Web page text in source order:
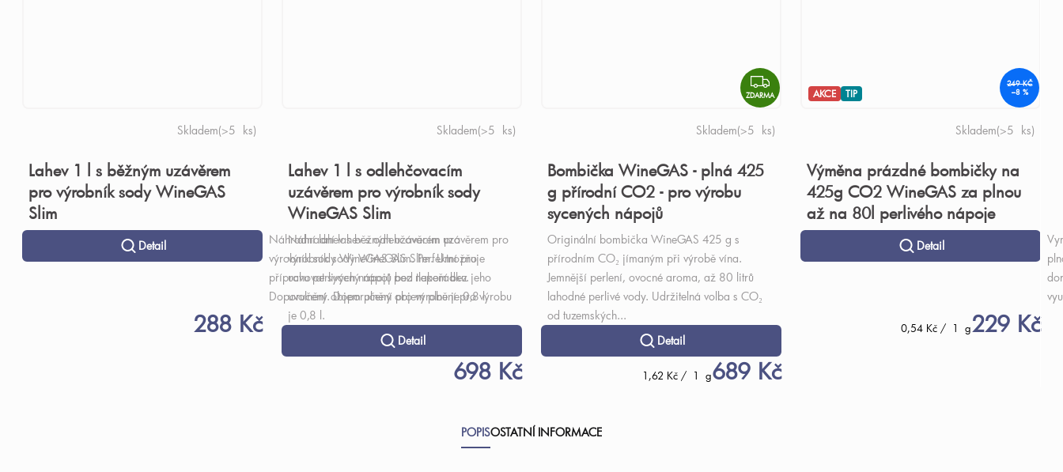
Lahev 1 l s běžným uzávěrem
pro výrobník sody WineGAS
Slim
Skladem(>5 ks)
288 Kč
Detail
Náhradní lahev s běžným uzávěrem pro
výrobník sody WineGAS Slim. Perfektní pro
přípravu perlivých nápojů bez nepořádku.
Doporučený objem plnění pro výrobu je 0,8 l.
Lahev 1 l s odlehčovacím
uzávěrem pro výrobník sody
WineGAS Slim
Skladem(>5 ks)
698 Kč
Detail
Náhradní lahev s odlehčovacím uzávěrem pro
výrobník sody WineGAS Slim. Umožňuje
uchovat sycený nápoj pod tlakem bez jeho
uvolnění. Doporučený objem plnění pro výrobu
je 0,8 l.
ZDARMA
ZDARMA
Bombička WineGAS - plná 425
g přírodní CO2 - pro výrobu
sycených nápojů
Skladem(>5 ks)
689 Kč
Měrná
1,62 Kč / 1 g
Detail
Originální bombička WineGAS 425 g s
přírodním CO₂ jímaným při výrobě vína.
Jemnější perlení, ovocné aroma, až 80 litrů
lahodné perlivé vody. Udržitelná volba s CO₂
od tuzemských...
AKCE TIP
249 KČ
–8 %
Výměna prázdné bombičky na
425g CO2 WineGAS za plnou
až na 80l perlivého nápoje
Skladem(>5 ks)
229 Kč
Měrná
0,54 Kč / 1 g
Detail
POPISOSTATNÍ INFORMACE